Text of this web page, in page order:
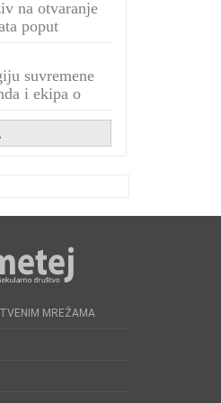
na otvaranje
poput
suvremene
i ekipa o
MREŽAMA